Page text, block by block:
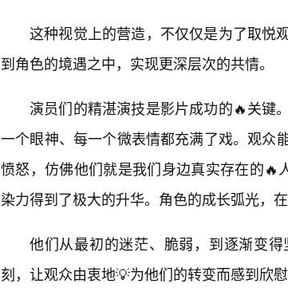
这种视觉上的营造，不仅仅是为了取悦
到角色的境遇之中，实现更深层次的共情。
演员们的精湛演技是影片成功的🔥关键
一个眼神、每一个微表情都充满了戏。观众
愤怒，仿佛他们就是我们身边真实存在的🔥
染力得到了极大的升华。角色的成长弧光，
他们从最初的迷茫、脆弱，到逐渐变
刻，让观众由衷地💡为他们的转变而感到欣慰